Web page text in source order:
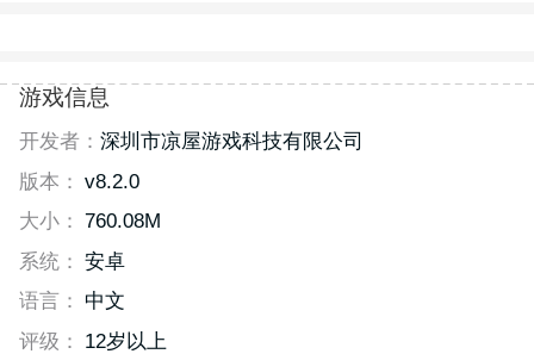
游戏信息
开发者： 深圳市凉屋游戏科技有限公司
版本： v8.2.0
大小： 760.08M
系统： 安卓
语言：
中文
评级：
12岁以上